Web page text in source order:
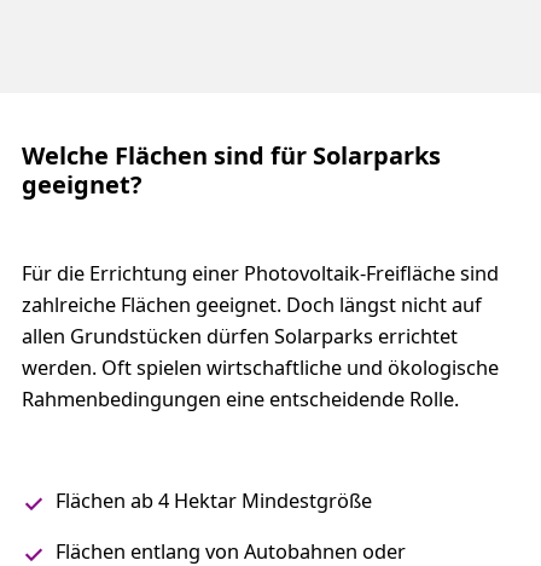
Welche Flächen sind für Solarparks
geeignet?
Für die Errichtung einer Photovoltaik-Freifläche sind
zahlreiche Flächen geeignet. Doch längst nicht auf
allen Grundstücken dürfen Solarparks errichtet
werden. Oft spielen wirtschaftliche und ökologische
Rahmenbedingungen eine entscheidende Rolle.
Flächen ab 4 Hektar Mindestgröße
Flächen entlang von Autobahnen oder